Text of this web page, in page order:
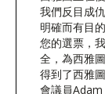
我們反目成
明確而有目
您的選票，
全，為西雅
得到了西雅
會議員